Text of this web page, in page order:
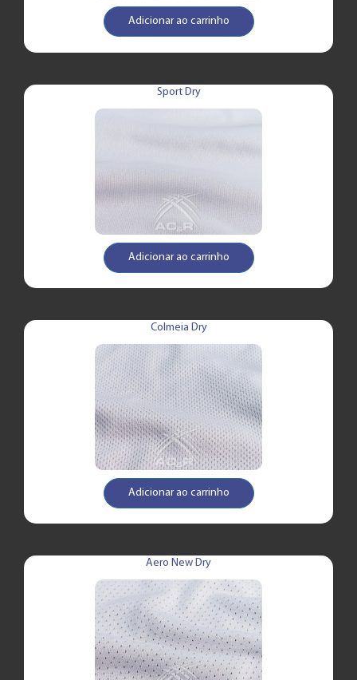
Adicionar ao carrinho
Sport Dry
Adicionar ao carrinho
Colmeia Dry
Adicionar ao carrinho
Aero New Dry